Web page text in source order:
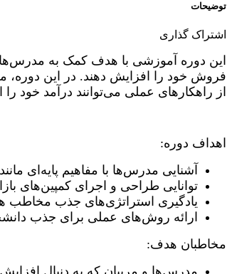
توضیحات
اشتراک گذاری
این دوره آموزشی با هدف کمک به مدرس‌ها
فروش خود را افزایش دهند. در این دوره،
از راهکارهای عملی می‌توانند درآمد خود
اهداف دوره:
آشنایی مدرس‌ها با مفاهیم پایه‌ای
توانایی طراحی و اجرای کمپین‌های
یادگیری استراتژی‌های جذب
ارائه روش‌های عملی برای جذب
مخاطبان هدف: